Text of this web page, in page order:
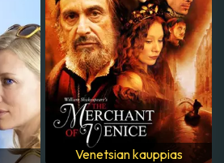
Venetsian kauppias